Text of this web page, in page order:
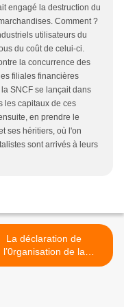
engagé la destruction du
Comment ?
utilisateurs du
du coût de celui-ci.
la concurrence des
filiales financières
SNCF se lançait dans
les capitaux de ces
en prendre le
ses héritiers, où l'on
sont arrivés à leurs
La déclaration de
l’0rganisation de la
Islamique